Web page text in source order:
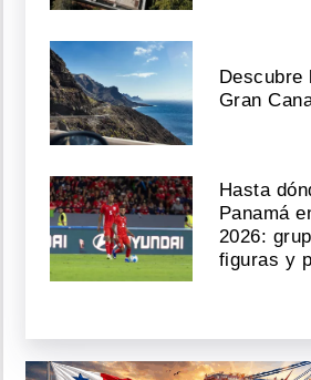
Descubre
Gran
Hasta
Panamá
2026:
figuras y